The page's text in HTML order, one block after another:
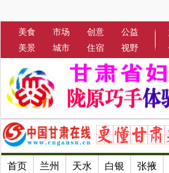
美食 市场 创意
公益
美景
城市 住宿 视野
首页 兰州 天水 白银 张掖